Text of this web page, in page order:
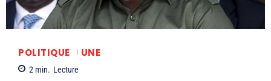
POLITIQUE UNE
2 min. Lecture